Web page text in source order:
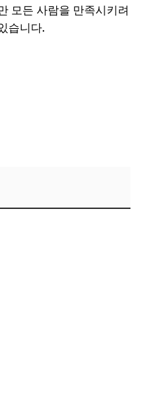
모든 사람을 만족시키려
습니다.